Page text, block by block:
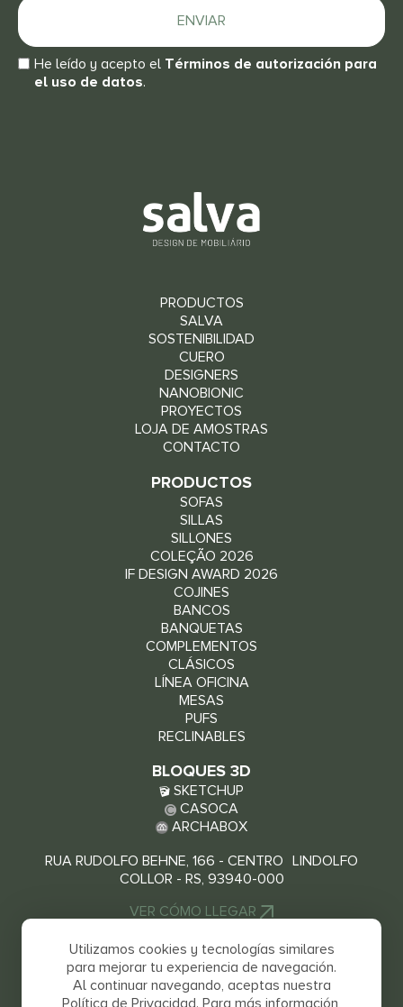
ENVIAR
He leído y acepto el Términos de autorización para
el uso de datos.
PRODUCTOS
SALVA
SOSTENIBILIDAD
CUERO
DESIGNERS
NANOBIONIC
PROYECTOS
LOJA DE AMOSTRAS
CONTACTO
PRODUCTOS
SOFAS
SILLAS
SILLONES
COLEÇÃO 2026
IF DESIGN AWARD 2026
COJINES
BANCOS
BANQUETAS
COMPLEMENTOS
CLÁSICOS
LÍNEA OFICINA
MESAS
PUFS
RECLINABLES
BLOQUES 3D
SKETCHUP
CASOCA
ARCHABOX
RUA RUDOLFO BEHNE, 166 - CENTRO LINDOLFO
COLLOR - RS, 93940-000
VER CÓMO LLEGAR
Utilizamos cookies y tecnologías similares
para mejorar tu experiencia de navegación.
Al continuar navegando, aceptas nuestra